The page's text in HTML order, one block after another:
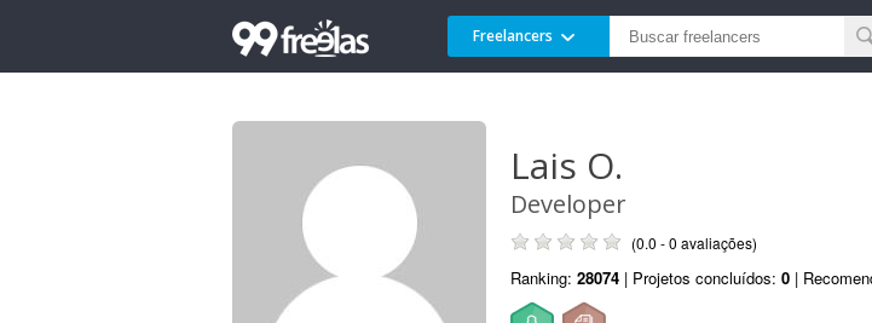
Freelancers
Lais O.
Developer
(0.0 - 0 avaliações)
Ranking: 28074 | Projetos concluídos: 0 |